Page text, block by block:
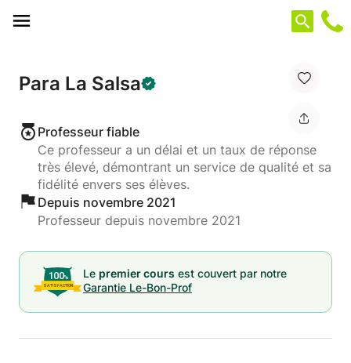
Para La Salsa
Professeur fiable
Ce professeur a un délai et un taux de réponse
très élevé, démontrant un service de qualité et sa
fidélité envers ses élèves.
Depuis novembre 2021
Professeur depuis novembre 2021
Le premier cours est couvert par notre
Garantie Le-Bon-Prof